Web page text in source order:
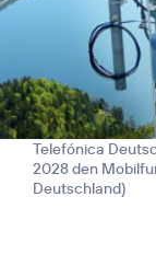
Telefónica
2028 den
Deutschland)